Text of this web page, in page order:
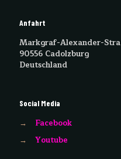
Anfahrt
Markgraf-Alexander-
90556 Cadolzburg
Deutschland
Social Media
→
Facebook
→
Youtube